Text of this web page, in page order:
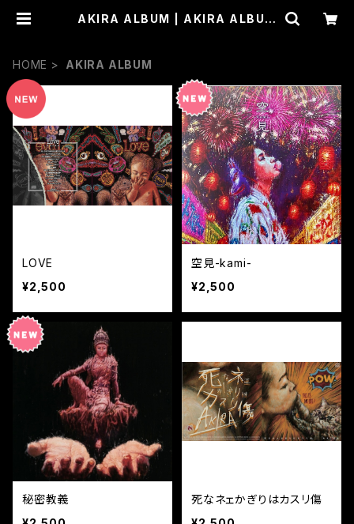
AKIRA ALBUM | AKIRA ALBUM
HOME AKIRA ALBUM
LOVE
¥2,500
空見-kami-
¥2,500
秘密教義
死なネェかぎりはカスリ傷